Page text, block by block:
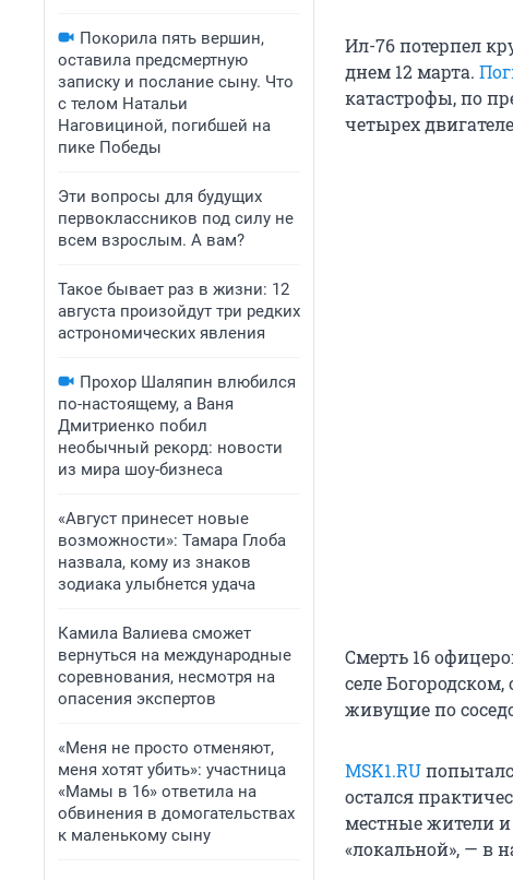
Покорила пять вершин,
оставила предсмертную
записку и послание сыну. Что
с телом Натальи
Наговициной, погибшей на
пике Победы
Эти вопросы для будущих
первоклассников под силу не
всем взрослым. А вам?
Такое бывает раз в жизни: 12
августа произойдут три редких
астрономических явления
Прохор Шаляпин влюбился
по-настоящему, а Ваня
Дмитриенко побил
необычный рекорд: новости
из мира шоу-бизнеса
«Август принесет новые
возможности»: Тамара Глоба
назвала, кому из знаков
зодиака улыбнется удача
Камила Валиева сможет
вернуться на международные
соревнования, несмотря на
опасения экспертов
«Меня не просто отменяют,
меня хотят убить»: участница
«Мамы в 16» ответила на
обвинения в домогательствах
к маленькому сыну
Ил-76 потерпел
днем 12 марта.
катастрофы, по
четырех
Смерть 16
селе
живущие по
MSK1.RU
остался
местные жители
«локальной», — в